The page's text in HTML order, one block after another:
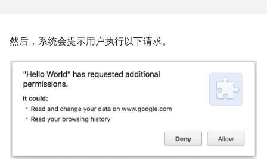
然后，系统会提示用户执行以下请求。